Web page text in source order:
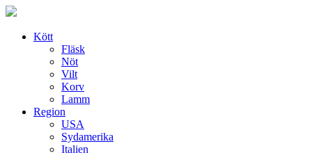
Skip
contentKött
Fläsk
Nöt
Vilt
Korv
Lamm
Region
USA
Sydamerika
Italien